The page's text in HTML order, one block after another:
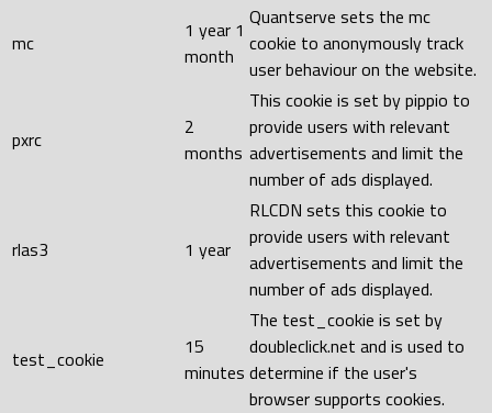
mc
1 year 1
month
Quantserve sets the mc
cookie to anonymously track
user behaviour on the website.
pxrc
2
months
This cookie is set by pippio to
provide users with relevant
advertisements and limit the
number of ads displayed.
rlas3 1 year
RLCDN sets this cookie to
provide users with relevant
advertisements and limit the
number of ads displayed.
test_cookie
15
minutes
The test_cookie is set by
doubleclick.net and is used to
determine if the user's
browser supports cookies.